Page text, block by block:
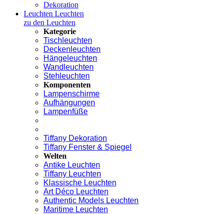
Dekoration
Leuchten Leuchten
zu den Leuchten
Kategorie
Tischleuchten
Deckenleuchten
Hängeleuchten
Wandleuchten
Stehleuchten
Komponenten
Lampenschirme
Aufhängungen
Lampenfüße
Tiffany Dekoration
Tiffany Fenster & Spiegel
Welten
Antike Leuchten
Tiffany Leuchten
Klassische Leuchten
Art Déco Leuchten
Authentic Models Leuchten
Maritime Leuchten